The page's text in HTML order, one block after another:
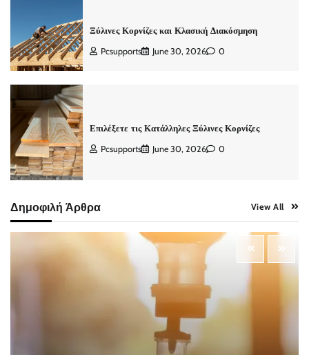
Ξύλινες Κορνίζες και Κλασική Διακόσμηση
Pcsupports June 30, 2026 0
Επιλέξετε τις Κατάλληλες Ξύλινες Κορνίζες
Pcsupports June 30, 2026 0
Δημοφιλή Άρθρα View All